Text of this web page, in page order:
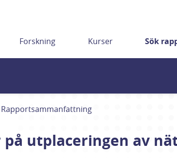
Forskning Kurser Sök
Rapportsammanfattning
utplaceringen av